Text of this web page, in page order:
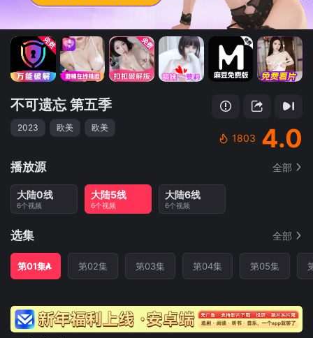
不可遗忘 第五季
2023 欧美 欧美
1803 4.0
播放源 全部
大陆0线
6个视频
大陆5线
6个视频
大陆6线
6个视频
选集 全部
第01集 第02集 第03集 第04集 第05集